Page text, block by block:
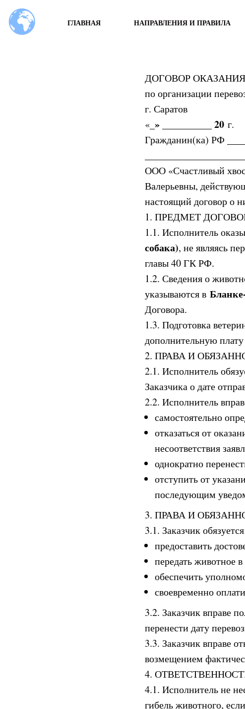
ГЛАВНАЯ НАПРАВЛЕНИЯ И ПРАВИЛА
ДОГОВОР
по организации
г. Саратов
«_ » __________ 20 г.
Гражданин(ка) РФ
ООО «Счастливый
Валерьевны,
настоящий договор о
1. ПРЕДМЕТ
1.1. Исполнитель
собака), не являясь
главы 40 ГК РФ.
1.2. Сведения о
указываются в
Договора.
1.3. Подготовка
дополнительную
2. ПРАВА И
2.1. Исполнитель
Заказчика о дате
2.2. Исполнитель
самостоятельно
отказаться от
несоответствия
однократно
отступить от
последующим
3. ПРАВА И
3.1. Заказчик
предоставить
передать животное
обеспечить
своевременно
3.2. Заказчик вправе
перенести дату
3.3. Заказчик вправе
возмещением
4.
4.1. Исполнитель не
гибель животного,